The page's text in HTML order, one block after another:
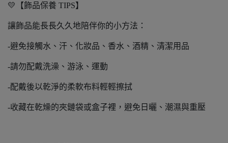
💛【飾品保養 TIPS】
讓飾品能長長久久地陪伴你的小方法：
-避免接觸水、汗、化妝品、香水、酒精、清潔用品
-請勿配戴洗澡、游泳、運動
-配戴後以乾淨的柔軟布料輕輕擦拭
-收藏在乾燥的夾鏈袋或盒子裡，避免日曬、潮濕與重壓